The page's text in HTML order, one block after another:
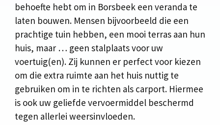
behoefte hebt om in Borsbeek een veranda te
laten bouwen. Mensen bijvoorbeeld die een
prachtige tuin hebben, een mooi terras aan hun
huis, maar … geen stalplaats voor uw
voertuig(en). Zij kunnen er perfect voor kiezen
om die extra ruimte aan het huis nuttig te
gebruiken om in te richten als carport. Hiermee
is ook uw geliefde vervoermiddel beschermd
tegen allerlei weersinvloeden.